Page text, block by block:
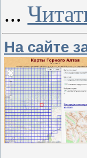
...
На сайте